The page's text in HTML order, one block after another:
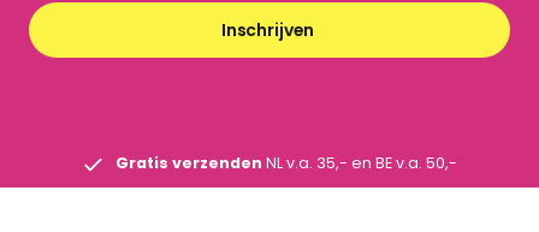
Inschrijven
Gratis verzenden NL v.a. 35,- en BE v.a. 50,-